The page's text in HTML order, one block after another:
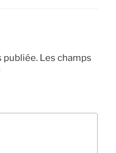
publiée. Les champs